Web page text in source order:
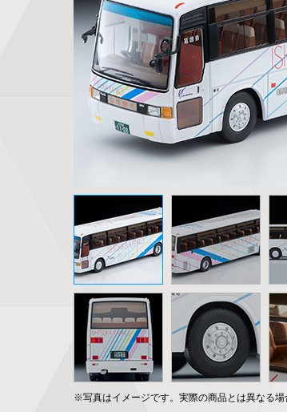
※写真はイメージです。実際の商品とは異なる場